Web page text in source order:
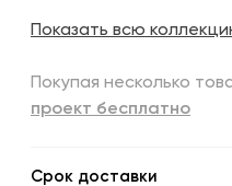
Показать всю
Покупая несколько
проект бесплатно
Срок доставки